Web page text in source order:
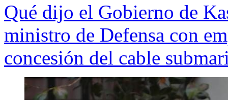
Qué dijo el Gobierno de
ministro de Defensa con
concesión del cable